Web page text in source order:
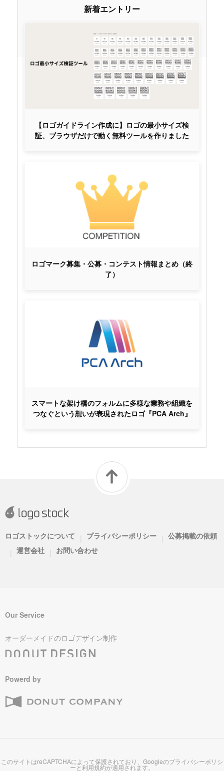
新着エントリー
【ロゴガイドライン作成に】ロゴの最小サイズ検
証、ブラウザだけで動く無料ツールを作りました
ロゴマーク募集・公募・コンテスト情報まとめ（終
了）
スマートな架け橋のフォルムに多様な業務や組織を
つなぐという想いが表現されたロゴ『PCA Arch』
ロゴストックについて | プライバシーポリシー | 公募掲載の依頼
| 運営会社 | お問い合わせ
Our Service
オーダーメイドのロゴデザイン制作
Powerd by
このサイトはreCAPTCHAによって保護されており、Googleのプライバシーポリシ
ーと利用規約が適用されます。